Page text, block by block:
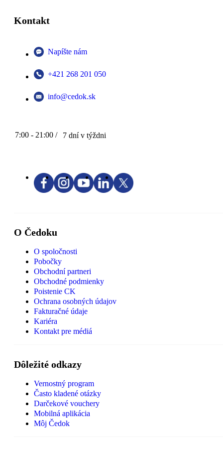
Kontakt
Napíšte nám
+421 268 201 050
info@cedok.sk
7:00 - 21:00 / 7 dní v týždni
O Čedoku
O spoločnosti
Pobočky
Obchodní partneri
Obchodné podmienky
Poistenie CK
Ochrana osobných údajov
Fakturačné údaje
Kariéra
Kontakt pre médiá
Dôležité odkazy
Vernostný program
Často kladené otázky
Darčekové vouchery
Mobilná aplikácia
Môj Čedok